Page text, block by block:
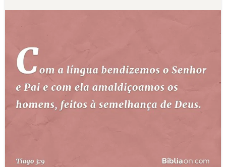
DEVOCIONAL DIÁRIO
ESTUDOS BÍBLICOS
ESBOÇOS DE PREGAÇÃO